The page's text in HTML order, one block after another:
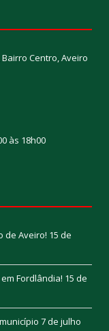
Bairro Centro, Aveiro
às 18h00
de Aveiro! 15 de
Fordlândia! 15 de
7 de julho